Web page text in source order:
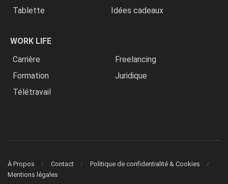
Tablette
Idées cadeaux
WORK LIFE
Carrière
Freelancing
Formation
Juridique
Télétravail
À Propos Contact
Politique de confidentialité & Cookies
Mentions légales